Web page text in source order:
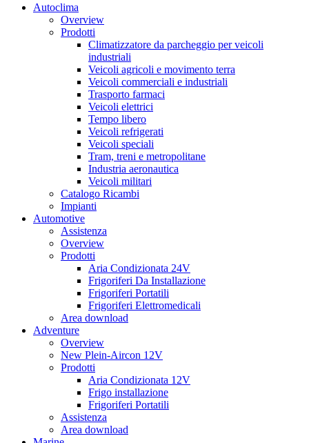
Autoclima
Overview
Prodotti
Climatizzatore da parcheggio per veicoli
industriali
Veicoli agricoli e movimento terra
Veicoli commerciali e industriali
Trasporto farmaci
Veicoli elettrici
Tempo libero
Veicoli refrigerati
Veicoli speciali
Tram, treni e metropolitane
Industria aeronautica
Veicoli militari
Catalogo Ricambi
Impianti
Automotive
Assistenza
Overview
Prodotti
Aria Condizionata 24V
Frigoriferi Da Installazione
Frigoriferi Portatili
Frigoriferi Elettromedicali
Area download
Adventure
Overview
New Plein-Aircon 12V
Prodotti
Aria Condizionata 12V
Frigo installazione
Frigoriferi Portatili
Assistenza
Area download